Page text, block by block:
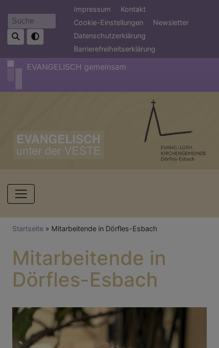
zum
Inhalt
Suche
Fußbereichsmenü
Impressum
Kontakt
Cookie-Einstellungen
Newsletter
Datenschutzerklärung
Barrierefreiheitserklärung
EVANGELISCH gemeinsam
Hauptnavigation
Breadcrumb
Startseite Mitarbeitende in Dörfles-Esbach
Mitarbeitende in
Dörfles-Esbach